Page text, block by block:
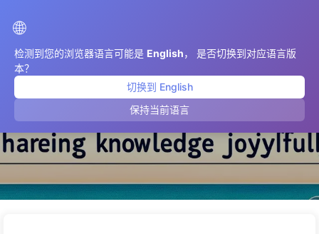
🌐
检测到您的浏览器语言可能是 English， 是否切换到对应语言版
本？
切换到 English
保持当前语言
الأسود